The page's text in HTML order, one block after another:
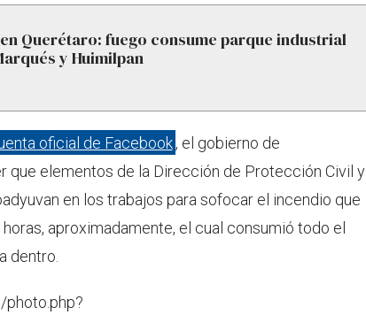
Querétaro: fuego consume parque industrial
y Huimilpan
oficial de Facebook, el gobierno de
que elementos de la Dirección de Protección Civil y
en los trabajos para sofocar el incendio que
aproximadamente, el cual consumió todo el
dentro.